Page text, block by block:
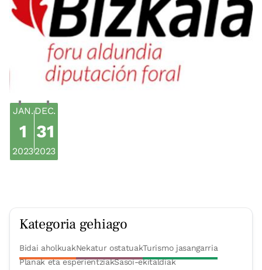
JAN.
1
2023
DEC.
31
2023
Kategoria gehiago
Bidai aholkuakNekatur ostatuakTurismo jasangarria
Planak eta esperientziakSasoi-ekitaldiak